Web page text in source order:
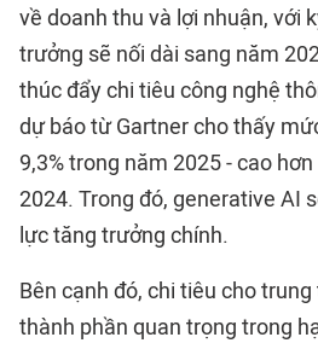
về doanh thu và lợi nhuận, với
trưởng sẽ nối dài sang năm
thúc đẩy chi tiêu công nghệ
dự báo từ Gartner cho thấy
9,3% trong năm 2025 - cao
2024. Trong đó, generative AI
lực tăng trưởng chính.
Bên cạnh đó, chi tiêu cho
thành phần quan trọng trong